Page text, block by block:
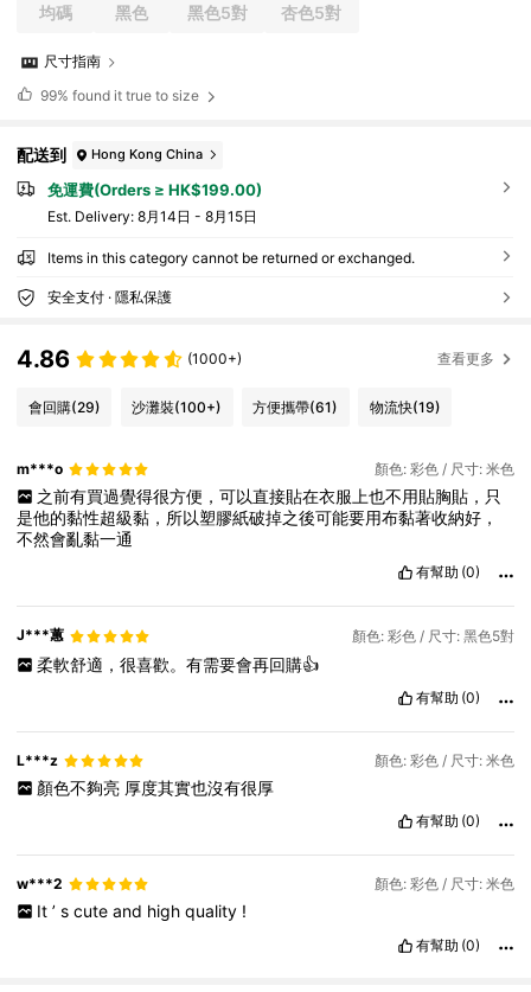
均碼 黑色 黑色5對 杏色5對
尺寸指南
99% found it true to size
配送到 Hong Kong China
免運費(Orders ≥ HK$199.00)
​Est. Delivery: 8月14日 - 8月15日
Items in this category cannot be returned or exchanged.
安全支付 · 隱私保護
4.86 (1000+) 查看更多
會回購(29) 沙灘裝(100+) 方便攜帶(61) 物流快(19)
m***o 顏色: 彩色 / 尺寸: 米色
之前有買過覺得很方便，可以直接貼在衣服上也不用貼胸貼，只
是他的黏性超級黏，所以塑膠紙破掉之後可能要用布黏著收納好，
不然會亂黏一通
有幫助 (0)
J***蕙 顏色: 彩色 / 尺寸: 黑色5對
柔軟舒適，很喜歡。有需要會再回購👍
有幫助 (0)
L***z 顏色: 彩色 / 尺寸: 米色
顏色不夠亮 厚度其實也沒有很厚
有幫助 (0)
w***2 顏色: 彩色 / 尺寸: 米色
It ’ s cute and high quality !
有幫助 (0)